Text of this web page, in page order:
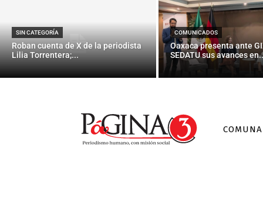
SIN CATEGORÍA
Roban cuenta de X de la periodista
Lilia Torrentera;...
COMUNICADOS
Oaxaca presenta ante
SEDATU sus avances
Noticias